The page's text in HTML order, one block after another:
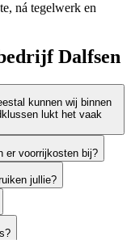
ná tegelwerk en
Dalfsen
kunnen wij binnen
lukt het vaak
er voorrijkosten bij?
jullie?